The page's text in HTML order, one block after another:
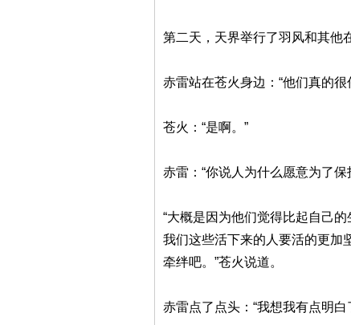
第二天，天界举行了羽风和其他
赤雷站在苍火身边：“他们真的很
苍火：“是啊。”
赤雷：“你说人为什么愿意为了
“大概是因为他们觉得比起自己
我们这些活下来的人要活的更加
牵绊吧。”苍火说道。
赤雷点了点头：“我想我有点明白